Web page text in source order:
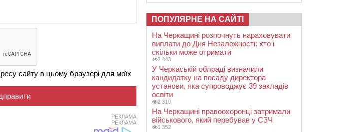
сайту в цьому браузері для моїх
РЕКЛАМА
РЕКЛАМА
ПОПУЛЯРНЕ НА САЙТІ
На Черкащині розпочнуть нараховувати
виплати до Дня Незалежності: хто і
скільки може отримати
2 443
У Черкаській облраді визначили
кандидатку на посаду директора
установи, яка супроводжує 39 закладів
освіти
2 310
На Черкащині правоохоронці затримали
військового, який перебував у СЗЧ
1 352